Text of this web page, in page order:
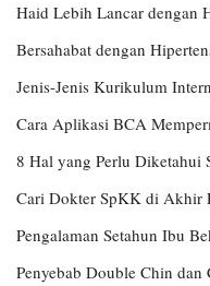
Haid Lebih Lancar dengan
Bersahabat dengan
Jenis-Jenis Kurikulum
Cara Aplikasi BCA
8 Hal yang Perlu Diketahui
Cari Dokter SpKK di Akhir
Pengalaman Setahun Ibu
Penyebab Double Chin